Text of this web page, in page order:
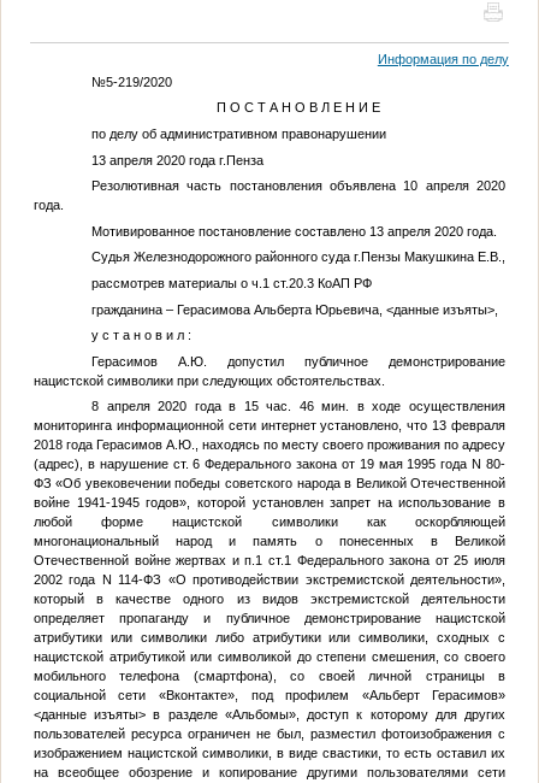
Информация по делу
№5-219/2020
П О С Т А Н О В Л Е Н И Е
по делу об административном правонарушении
13 апреля 2020 года г.Пенза
Резолютивная часть постановления объявлена 10 апреля 2020
года.
Мотивированное постановление составлено 13 апреля 2020 года.
Судья Железнодорожного районного суда г.Пензы Макушкина Е.В.,
рассмотрев материалы о ч.1 ст.20.3 КоАП РФ
гражданина – Герасимова Альберта Юрьевича, <данные изъяты>,
у с т а н о в и л :
Герасимов А.Ю. допустил публичное демонстрирование
нацистской символики при следующих обстоятельствах.
8 апреля 2020 года в 15 час. 46 мин. в ходе осуществления
мониторинга информационной сети интернет установлено, что 13 февраля
2018 года Герасимов А.Ю., находясь по месту своего проживания по адресу
(адрес), в нарушение ст. 6 Федерального закона от 19 мая 1995 года N 80-
ФЗ «Об увековечении победы советского народа в Великой Отечественной
войне 1941-1945 годов», которой установлен запрет на использование в
любой форме нацистской символики как оскорбляющей
многонациональный народ и память о понесенных в Великой
Отечественной войне жертвах и п.1 ст.1 Федерального закона от 25 июля
2002 года N 114-ФЗ «О противодействии экстремистской деятельности»,
который в качестве одного из видов экстремистской деятельности
определяет пропаганду и публичное демонстрирование нацистской
атрибутики или символики либо атрибутики или символики, сходных с
нацистской атрибутикой или символикой до степени смешения, со своего
мобильного телефона (смартфона), со своей личной страницы в
социальной сети «Вконтакте», под профилем «Альберт Герасимов»
<данные изъяты> в разделе «Альбомы», доступ к которому для других
пользователей ресурса ограничен не был, разместил фотоизображения с
изображением нацистской символики, в виде свастики, то есть оставил их
на всеобщее обозрение и копирование другими пользователями сети